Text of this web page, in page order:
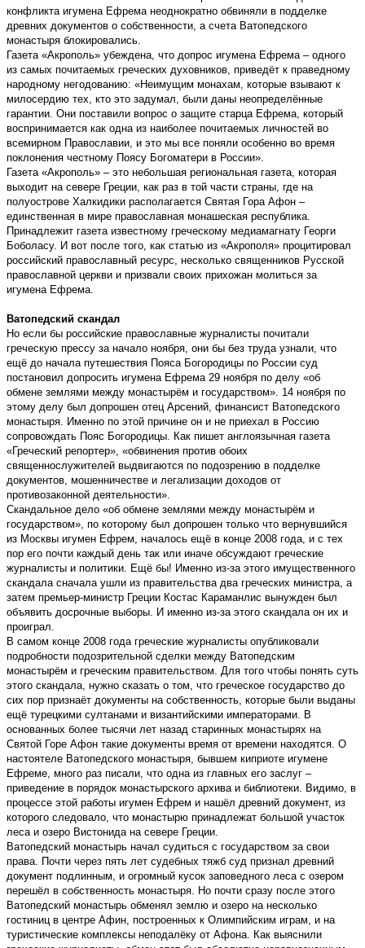
конфликта игумена Ефрема неоднократно обвиняли в подделке
древних документов о собственности, а счета Ватопедского
монастыря блокировались.
Газета «Акрополь» убеждена, что допрос игумена Ефрема – одного
из самых почитаемых греческих духовников, приведёт к праведному
народному негодованию: «Неимущим монахам, которые взывают к
милосердию тех, кто это задумал, были даны неопределённые
гарантии. Они поставили вопрос о защите старца Ефрема, который
воспринимается как одна из наиболее почитаемых личностей во
всемирном Православии, и это мы все поняли особенно во время
поклонения честному Поясу Богоматери в России».
Газета «Акрополь» – это небольшая региональная газета, которая
выходит на севере Греции, как раз в той части страны, где на
полуострове Халкидики располагается Святая Гора Афон –
единственная в мире православная монашеская республика.
Принадлежит газета известному греческому медиамагнату Георги
Боболасу. И вот после того, как статью из «Акрополя» процитировал
российский православный ресурс, несколько священников Русской
православной церкви и призвали своих прихожан молиться за
игумена Ефрема.
Ватопедский скандал
Но если бы российские православные журналисты почитали
греческую прессу за начало ноября, они бы без труда узнали, что
ещё до начала путешествия Пояса Богородицы по России суд
постановил допросить игумена Ефрема 29 ноября по делу «об
обмене землями между монастырём и государством». 14 ноября по
этому делу был допрошен отец Арсений, финансист Ватопедского
монастыря. Именно по этой причине он и не приехал в Россию
сопровождать Пояс Богородицы. Как пишет англоязычная газета
«Греческий репортер», «обвинения против обоих
священнослужителей выдвигаются по подозрению в подделке
документов, мошенничестве и легализации доходов от
противозаконной деятельности».
Скандальное дело «об обмене землями между монастырём и
государством», по которому был допрошен только что вернувшийся
из Москвы игумен Ефрем, началось ещё в конце 2008 года, и с тех
пор его почти каждый день так или иначе обсуждают греческие
журналисты и политики. Ещё бы! Именно из-за этого имущественного
скандала сначала ушли из правительства два греческих министра, а
затем премьер-министр Греции Костас Караманлис вынужден был
объявить досрочные выборы. И именно из-за этого скандала он их и
проиграл.
В самом конце 2008 года греческие журналисты опубликовали
подробности подозрительной сделки между Ватопедским
монастырём и греческим правительством. Для того чтобы понять суть
этого скандала, нужно сказать о том, что греческое государство до
сих пор признаёт документы на собственность, которые были выданы
ещё турецкими султанами и византийскими императорами. В
основанных более тысячи лет назад старинных монастырях на
Святой Горе Афон такие документы время от времени находятся. О
настоятеле Ватопедского монастыря, бывшем киприоте игумене
Ефреме, много раз писали, что одна из главных его заслуг –
приведение в порядок монастырского архива и библиотеки. Видимо, в
процессе этой работы игумен Ефрем и нашёл древний документ, из
которого следовало, что монастырю принадлежат большой участок
леса и озеро Вистонида на севере Греции.
Ватопедский монастырь начал судиться с государством за свои
права. Почти через пять лет судебных тяжб суд признал древний
документ подлинным, и огромный кусок заповедного леса с озером
перешёл в собственность монастыря. Но почти сразу после этого
Ватопедский монастырь обменял землю и озеро на несколько
гостиниц в центре Афин, построенных к Олимпийским играм, и на
туристические комплексы неподалёку от Афона. Как выяснили